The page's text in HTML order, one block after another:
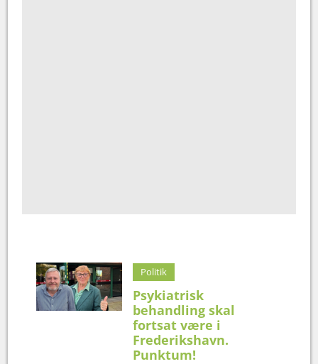
Politik
Psykiatrisk
behandling skal
fortsat være i
Frederikshavn.
Punktum!